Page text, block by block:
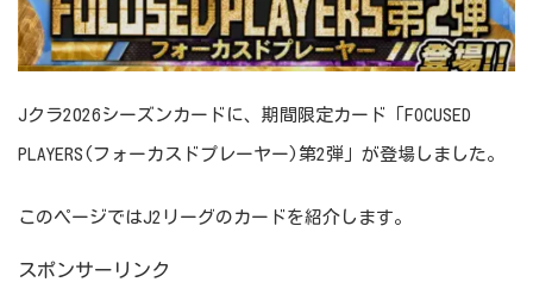
Jクラ2026シーズンカードに、期間限定カード「FOCUSED
PLAYERS(フォーカスドプレーヤー)第2弾」が登場しました。
このページではJ2リーグのカードを紹介します。
スポンサーリンク